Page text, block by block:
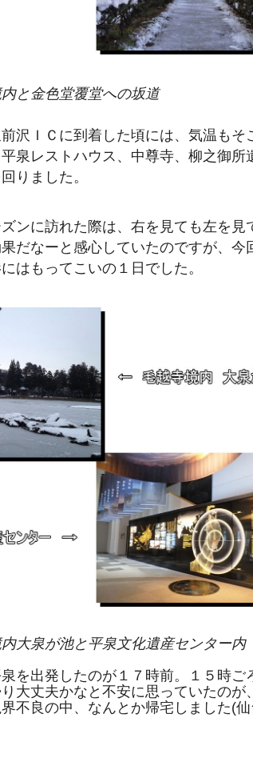
と金色堂覆堂への坂道
沢ＩＣに到着した頃には、気温もそ
泉レストハウス、中尊寺、柳之御所
りました。
ンに訪れた際は、右を見ても左を見
だなーと感心していたのですが、今
はもってこいの１日でした。
大泉が池と平泉文化遺産センター内
を出発したのが１７時前。１５時ご
大丈夫かなと不安に思っていたのが
不良の中、なんとか帰宅しました(